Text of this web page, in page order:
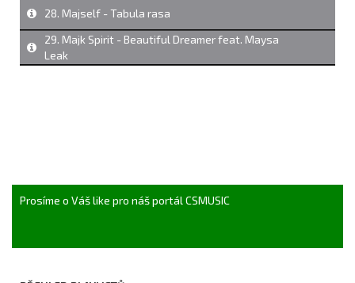
28. Majself - Tabula rasa
29. Majk Spirit - Beautiful Dreamer feat. Maysa
Leak
Prosíme o Váš like pro náš portál CSMUSIC